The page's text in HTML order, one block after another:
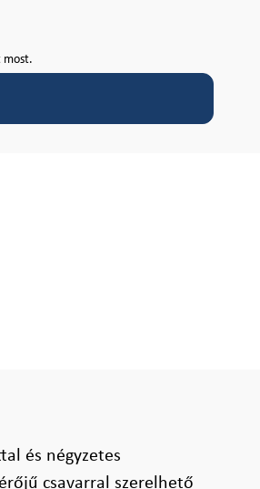
most.
és négyzetes
csavarral szerelhető